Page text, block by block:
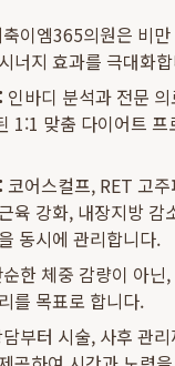
이엠365의원은 비
너지 효과를 극대화
인바디 분석과 전문
1:1 맞춤 다이어트 프
코어스컬프, RET 고
육 강화, 내장지방 감
동시에 관리합니다.
한 체중 감량이 아닌
를 목표로 합니다.
부터 시술, 사후 관